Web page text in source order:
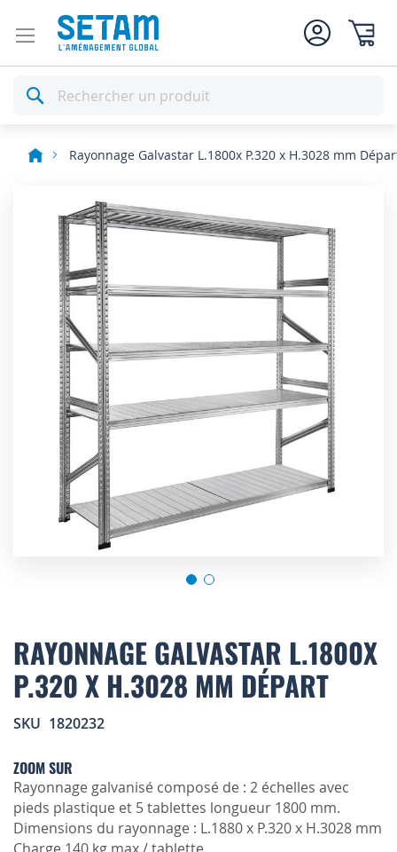
Rechercher
Rayonnage Galvastar L.1800x P.320 x H.3028 mm
to
the
beginning
of
images
RAYONNAGE GALVASTAR L.1800X
P.320 X H.3028 MM DÉPART
SKU 1820232
ZOOM SUR
Rayonnage galvanisé composé de : 2 échelles avec
pieds plastique et 5 tablettes longueur 1800 mm.
Dimensions du rayonnage : L.1880 x P.320 x H.3028 mm